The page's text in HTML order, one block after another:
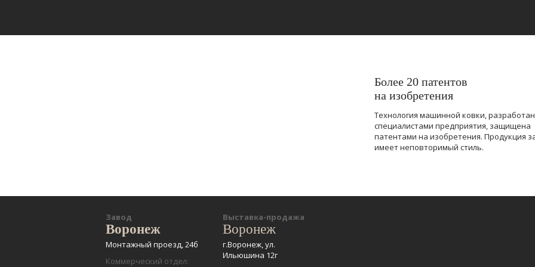
Более 20 патентов
на изобретения
Технология машинной ковки,
специалистами предприятия, защищена
патентами на изобретения. Продукция
имеет неповторимый стиль.
Завод
Воронеж
Монтажный проезд, 24б
Коммерческий отдел:
Выставка-продажа
Воронеж
г.Воронеж, ул.
Ильюшина 12г